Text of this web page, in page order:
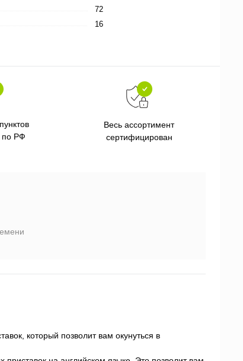
72
16
по РФ
Весь ассортимент
сертифицирован
который позволит вам окунуться в